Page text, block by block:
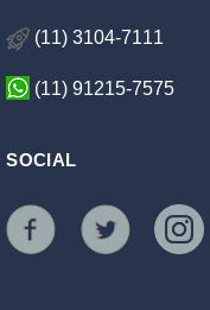
(11) 3104-7111
(11) 91215-7575
SOCIAL